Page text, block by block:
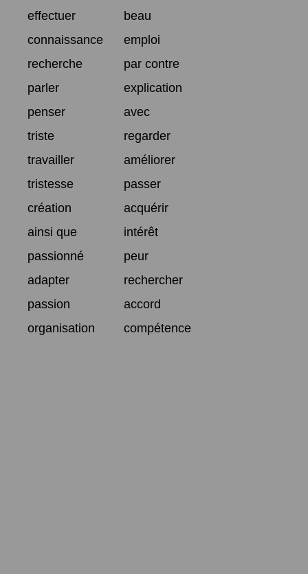
effectuer
beau
connaissance
emploi
recherche
par contre
parler
explication
penser
avec
triste
regarder
travailler
améliorer
tristesse
passer
création
acquérir
ainsi que
intérêt
passionné
peur
adapter
rechercher
passion
accord
organisation
compétence